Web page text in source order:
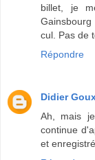
billet, je
cul. Pas de
Répondre
Didier
Ah, mais
continue
et